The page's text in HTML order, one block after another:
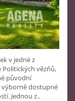
v jedné z
Politických vězňů,
původní
výborně dostupné
Jednou z..